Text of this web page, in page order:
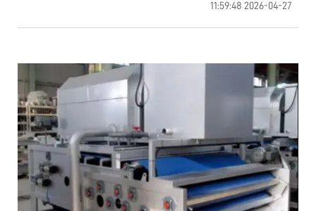
2026-04-27 11:59:48